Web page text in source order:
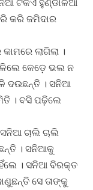
କରି ଜମିଦାର
ଲାଗିଲା ।
କେଡ଼େ ଭଲ ନ
ଦଉଛନ୍ତି । ସନିଆ
। ବସି ପଢ଼ିଲେ
ଚାଲି ଚାଲି
। ସନିଆକୁ
। ସନିଆ ବିରକ୍ତ
ସେ ତାଙ୍କୁ